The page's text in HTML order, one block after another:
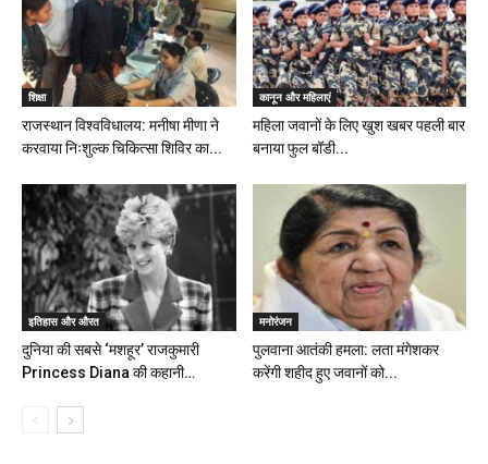
शिक्षा
राजस्थान विश्वविधालय: मनीषा मीणा ने
करवाया निःशुल्क चिकित्सा शिविर का...
कानून और महिलाएं
महिला जवानों के लिए खुश खबर पहली बार
बनाया फुल बॉडी...
इतिहास और औरत
दुनिया की सबसे ‘मशहूर’ राजकुमारी
Princess Diana की कहानी…
मनोरंजन
पुलवाना आतंकी हमला: लता मंगेशकर
करेंगी शहीद हुए जवानों को...